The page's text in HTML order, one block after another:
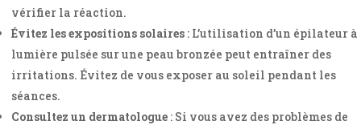
vérifier la réaction.
Évitez les expositions solaires : L’utilisation d’un épilateur à
lumière pulsée sur une peau bronzée peut entraîner des
irritations. Évitez de vous exposer au soleil pendant les
séances.
Consultez un dermatologue : Si vous avez des problèmes de